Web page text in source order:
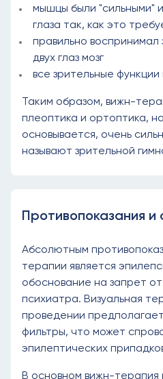
мышцы были "сильными"
глаза так, как это
правильно воспринимал
двух глаз мозг
все зрительные
Таким образом, вижн-
плеоптика и ортоптика,
основывается, очень
называют зрительной
Противопоказания и
Абсолютным
терапии является
обоснование на запрет
психиатра. Визуальная
проведении
фильтры, что может
эпилептических
В основном вижн-терапия